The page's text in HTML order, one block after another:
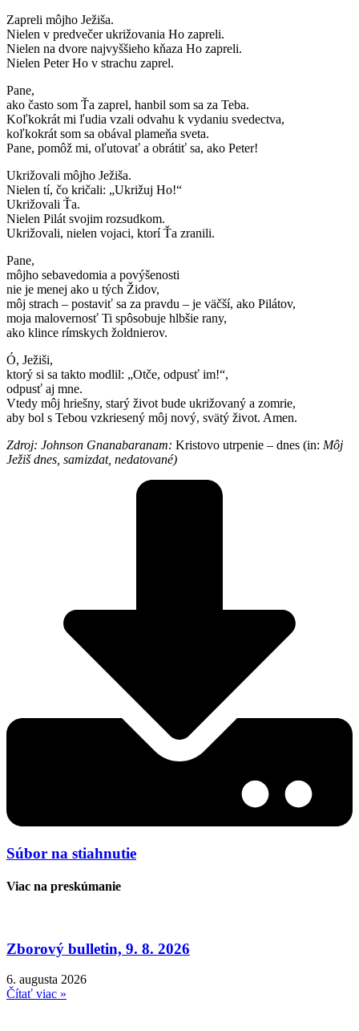
Zapreli môjho Ježiša.
Nielen v predvečer ukrižovania Ho zapreli.
Nielen na dvore najvyššieho kňaza Ho zapreli.
Nielen Peter Ho v strachu zaprel.
Pane,
ako často som Ťa zaprel, hanbil som sa za Teba.
Koľkokrát mi ľudia vzali odvahu k vydaniu svedectva,
koľkokrát som sa obával plameňa sveta.
Pane, pomôž mi, oľutovať a obrátiť sa, ako Peter!
Ukrižovali môjho Ježiša.
Nielen tí, čo kričali: „Ukrižuj Ho!“
Ukrižovali Ťa.
Nielen Pilát svojim rozsudkom.
Ukrižovali, nielen vojaci, ktorí Ťa zranili.
Pane,
môjho sebavedomia a povýšenosti
nie je menej ako u tých Židov,
môj strach – postaviť sa za pravdu – je väčší, ako Pilátov,
moja malovernosť Ti spôsobuje hlbšie rany,
ako klince rímskych žoldnierov.
Ó, Ježiši,
ktorý si sa takto modlil: „Otče, odpusť im!“,
odpusť aj mne.
Vtedy môj hriešny, starý život bude ukrižovaný a zomrie,
aby bol s Tebou vzkriesený môj nový, svätý život. Amen.
Zdroj: Johnson Gnanabaranam: Kristovo utrpenie – dnes (in: Môj
Ježiš dnes, samizdat, nedatované)
Súbor na stiahnutie
Viac na preskúmanie
Zborový bulletin, 9. 8. 2026
6. augusta 2026
Čítať viac »